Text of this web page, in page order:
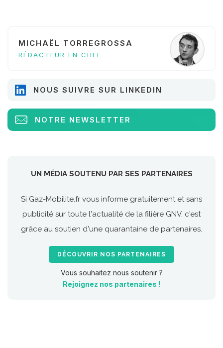
MICHAËL TORREGROSSA
RÉDACTEUR EN CHEF
NOUS SUIVRE SUR LINKEDIN
NOTRE NEWSLETTER
UN MÉDIA SOUTENU PAR SES PARTENAIRES
Si Gaz-Mobilite.fr vous informe gratuitement et sans
publicité sur toute l'actualité de la filière GNV, c'est
grâce au soutien d'une quarantaine de partenaires.
DÉCOUVRIR NOS PARTENAIRES
Vous souhaitez nous soutenir ?
Rejoignez nos partenaires !